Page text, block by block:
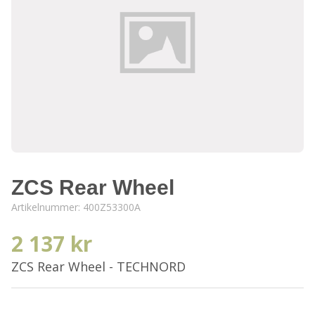
ZCS Rear Wheel
Artikelnummer: 400Z53300A
2 137 kr
ZCS Rear Wheel - TECHNORD